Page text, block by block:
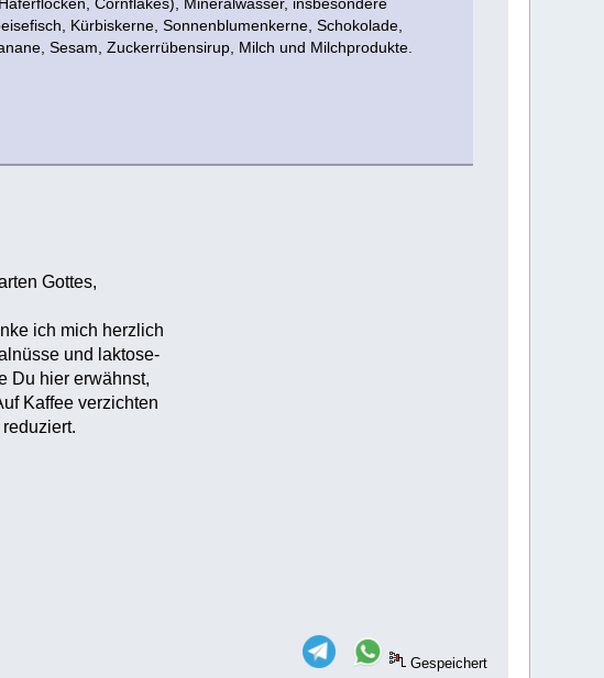
Kürbiskerne, Sonnenblumenkerne, Schokolade,
Sesam, Zuckerrübensirup, Milch und Milchprodukte.
Gottes,
ich mich herzlich
und laktose-
Du hier erwähnst,
Kaffee verzichten
Gespeichert